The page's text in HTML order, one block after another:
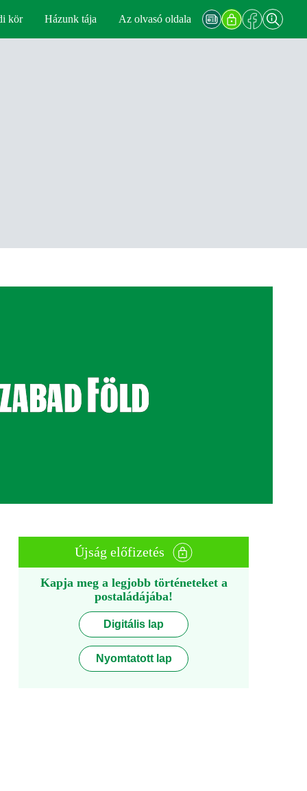
kör Házunk tája Az olvasó oldala
Újság előfizetés
Kapja meg a legjobb történeteket a
postaládájába!
Digitális lap
Nyomtatott lap